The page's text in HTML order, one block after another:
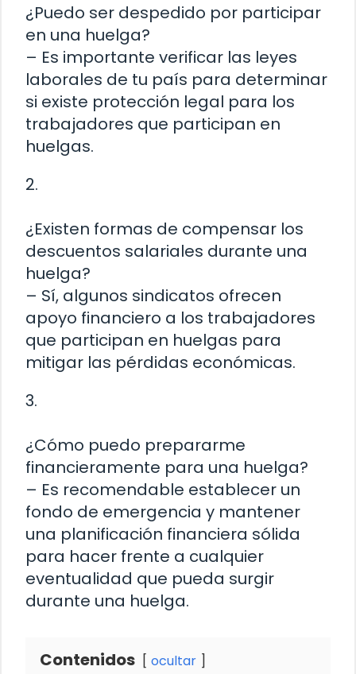
¿Puedo ser despedido por participar
en una huelga?
– Es importante verificar las leyes
laborales de tu país para determinar
si existe protección legal para los
trabajadores que participan en
huelgas.
2.
¿Existen formas de compensar los
descuentos salariales durante una
huelga?
– Sí, algunos sindicatos ofrecen
apoyo financiero a los trabajadores
que participan en huelgas para
mitigar las pérdidas económicas.
3.
¿Cómo puedo prepararme
financieramente para una huelga?
– Es recomendable establecer un
fondo de emergencia y mantener
una planificación financiera sólida
para hacer frente a cualquier
eventualidad que pueda surgir
durante una huelga.
Contenidos ocultar